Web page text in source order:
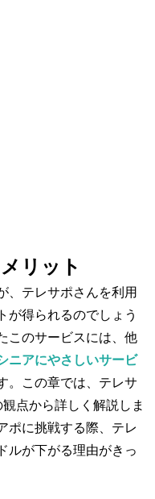
リット
、テレサポさんを利用
が得られるのでしょう
このサービスには、他
ニアにやさしいサービ
。この章では、テレサ
点から詳しく解説しま
ポに挑戦する際、テレ
ルが下がる理由がきっ